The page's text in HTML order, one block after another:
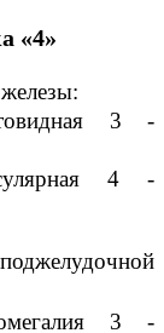
«4»
3 -
4 -
3 -